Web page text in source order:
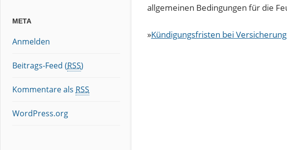
allgemeinen Bedingungen für die
»Kündigungsfristen bei
META
Anmelden
Beitrags-Feed (RSS)
Kommentare als RSS
WordPress.org